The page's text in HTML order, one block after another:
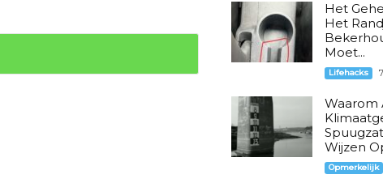
Het
Het
Moet...
Lifehacks
Waarom
Wijzen
Opmerkelijk